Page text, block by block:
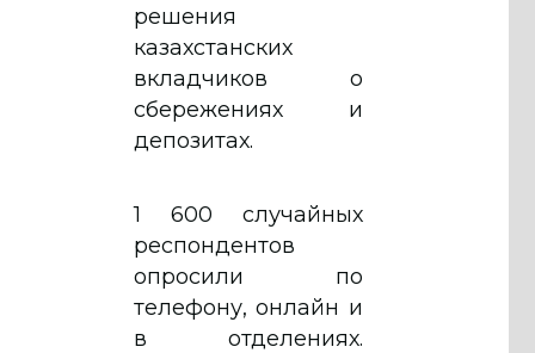
решения
казахстанских
вкладчиков о
сбережениях и
депозитах.
1 600 случайных
респондентов
опросили по
телефону, онлайн и
в отделениях.